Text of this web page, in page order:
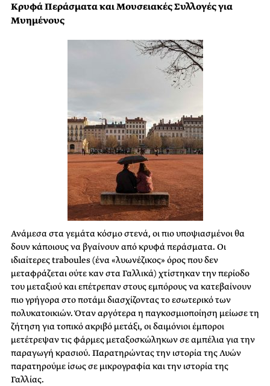
Κρυφά Περάσματα και Μουσειακές Συλλογές για
Μυημένους
Ανάμεσα στα γεμάτα κόσμο στενά, οι πιο υποψιασμένοι θα
δουν κάποιους να βγαίνουν από κρυφά περάσματα. Οι
ιδιαίτερες traboules (ένα «λυωνέζικος» όρος που δεν
μεταφράζεται ούτε καν στα Γαλλικά) χτίστηκαν την περίοδο
του μεταξιού και επέτρεπαν στους εμπόρους να κατεβαίνουν
πιο γρήγορα στο ποτάμι διασχίζοντας το εσωτερικό των
πολυκατοικιών. Όταν αργότερα η παγκοσμιοποίηση μείωσε τη
ζήτηση για τοπικό ακριβό μετάξι, οι δαιμόνιοι έμποροι
μετέτρεψαν τις φάρμες μεταξοσκώληκων σε αμπέλια για την
παραγωγή κρασιού. Παρατηρώντας την ιστορία της Λυών
παρατηρούμε ίσως σε μικρογραφία και την ιστορία της
Γαλλίας.